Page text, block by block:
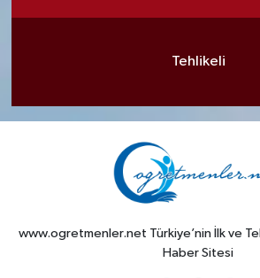
Tehlikeli
www.ogretmenler.net Türkiye’nin İlk ve
Haber Sitesi